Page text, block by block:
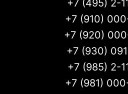
+7 (495) 2-
+7 (910)
+7 (920)
+7 (930)
+7 (985) 2-
+7 (981)